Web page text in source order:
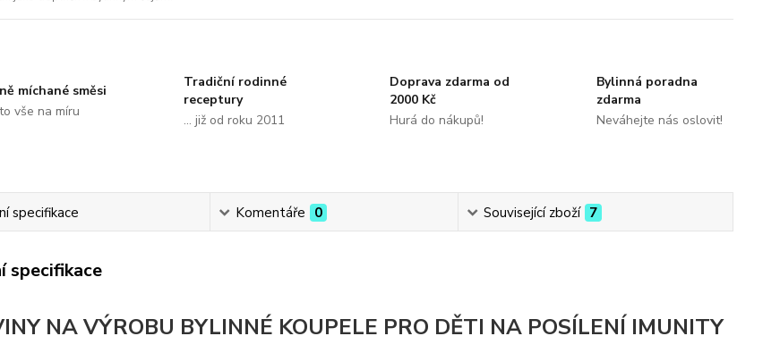
míchané směsi
vše na míru
Tradiční rodinné
receptury
... již od roku 2011
Doprava zdarma od
2000 Kč
Hurá do nákupů!
Bylinná poradna
zdarma
Neváhejte nás oslovit!
specifikace Komentáře 0 Související zboží 7
specifikace
NA VÝROBU BYLINNÉ KOUPELE PRO DĚTI NA POSÍLENÍ IMUNITY